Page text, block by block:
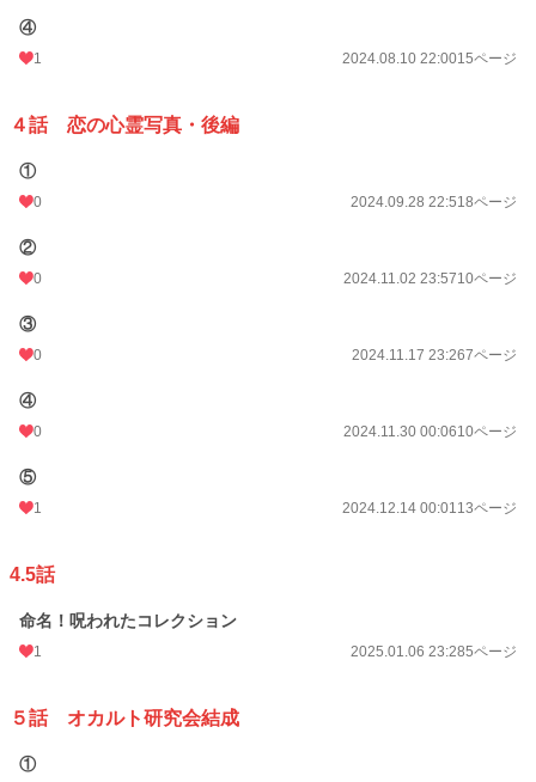
④
1 2024.08.10 22:0015ページ
４話 恋の心霊写真・後編
①
0 2024.09.28 22:518ページ
②
0 2024.11.02 23:5710ページ
③
0 2024.11.17 23:267ページ
④
0 2024.11.30 00:0610ページ
⑤
1 2024.12.14 00:0113ページ
4.5話
命名！呪われたコレクション
1 2025.01.06 23:285ページ
５話 オカルト研究会結成
①